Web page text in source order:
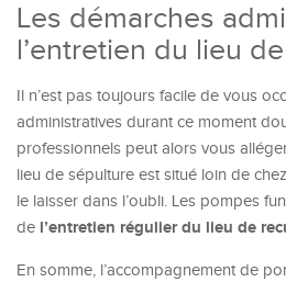
Les démarches
l’entretien du lieu
Il n’est pas toujours facile de vous
administratives durant ce moment
professionnels peut alors vous
lieu de sépulture est situé loin de
le laisser dans l’oubli. Les pompes
de l’entretien régulier du lieu de
En somme, l’accompagnement de